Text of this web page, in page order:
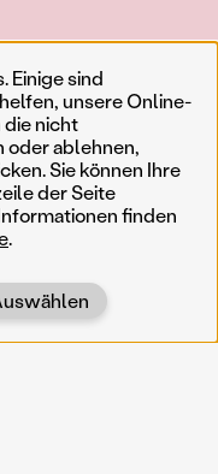
Einige sind
unsere Online-
die nicht
ablehnen,
Sie können Ihre
der Seite
finden
.